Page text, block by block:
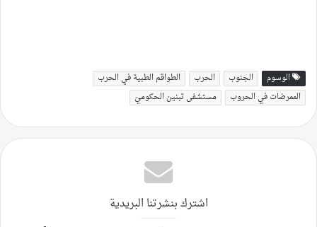
الوسوم الجنوب الحرب
الطواقم الطبية في الحرب
الممرضات في الحروب
مستشفى تبنين الحكوميّ
اشترك بنشرتنا البريدية